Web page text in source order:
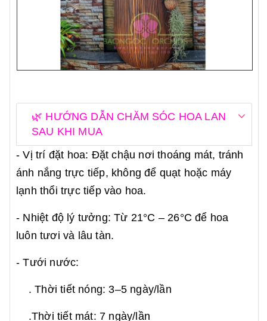
🌿 HƯỚNG DẪN CHĂM SÓC HOA LAN
SAU KHI MUA
- Vị trí đặt hoa: Đặt chậu nơi thoáng mát, tránh
ánh nắng trực tiếp, không để quạt hoặc máy
lạnh thổi trực tiếp vào hoa.
- Nhiệt độ lý tưởng: Từ 21°C – 26°C để hoa
luôn tươi và lâu tàn.
- Tưới nước:
. Thời tiết nóng: 3–5 ngày/lần
.Thời tiết mát: 7 ngày/lần